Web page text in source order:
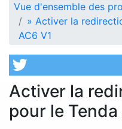
Vue d'ensemble des
» Activer la
AC6 V1
Activer la
pour le Tenda